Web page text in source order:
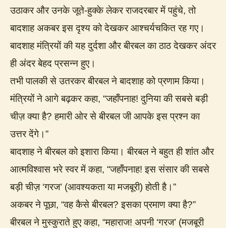
उठाकर और उनके जूते-हुक्के लेकर राजदरबार में पहुंचे, तो
बादशाह अकबर इस दृश्य को देखकर आश्चर्यचकित रह गए।
बादशाह मंत्रियों की यह दुर्दशा और बीरबल का ठाठ देखकर अंदर
ही अंदर बेहद प्रसन्न हुए।
तभी पालकी से उतरकर बीरबल ने बादशाह को प्रणाम किया।
मंत्रियों ने आगे बढ़कर कहा, “जहाँपनाह! दुनिया की सबसे बड़ी
चीज़ क्या है? हमारी ओर से बीरबल जी आपके इस प्रश्न का
उत्तर देंगे।”
बादशाह ने बीरबल को इशारा किया। बीरबल ने बहुत ही शांत और
आत्मविश्वास भरे स्वर में कहा, “जहाँपनाह! इस संसार की सबसे
बड़ी चीज़ ‘गरज’ (आवश्यकता या मजबूरी) होती है।”
अकबर ने पूछा, “वह कैसे बीरबल? इसका प्रमाण क्या है?”
बीरबल ने मुस्कुराते हुए कहा, “महाराज! अपनी ‘गरज’ (मजबूरी